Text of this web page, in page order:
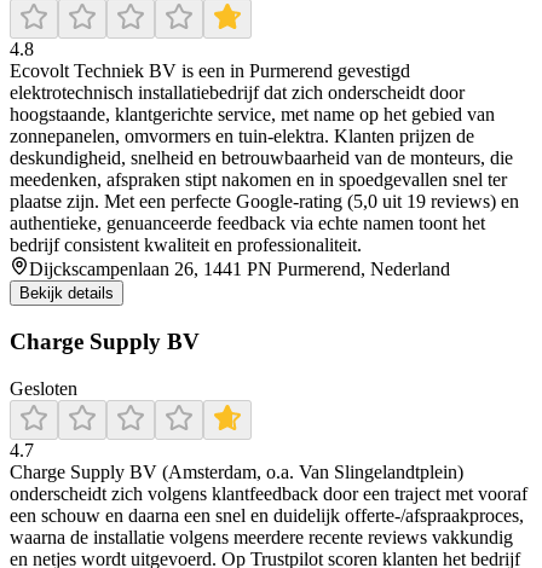
4.8
Ecovolt Techniek BV is een in Purmerend gevestigd
elektrotechnisch installatiebedrijf dat zich onderscheidt door
hoogstaande, klantgerichte service, met name op het gebied van
zonnepanelen, omvormers en tuin‑elektra. Klanten prijzen de
deskundigheid, snelheid en betrouwbaarheid van de monteurs, die
meedenken, afspraken stipt nakomen en in spoedgevallen snel ter
plaatse zijn. Met een perfecte Google‑rating (5,0 uit 19 reviews) en
authentieke, genuanceerde feedback via echte namen toont het
bedrijf consistent kwaliteit en professionaliteit.
Dijckscampenlaan 26, 1441 PN Purmerend, Nederland
Bekijk details
Charge Supply BV
Gesloten
4.7
Charge Supply BV (Amsterdam, o.a. Van Slingelandtplein)
onderscheidt zich volgens klantfeedback door een traject met vooraf
een schouw en daarna een snel en duidelijk offerte-/afspraakproces,
waarna de installatie volgens meerdere recente reviews vakkundig
en netjes wordt uitgevoerd. Op Trustpilot scoren klanten het bedrijf